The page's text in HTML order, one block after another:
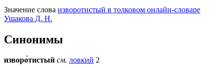
Значение слова изворотистый в толковом онлайн-словаре
Ушакова Д. Н.
Синонимы
изворо́тистый см. ловкий 2